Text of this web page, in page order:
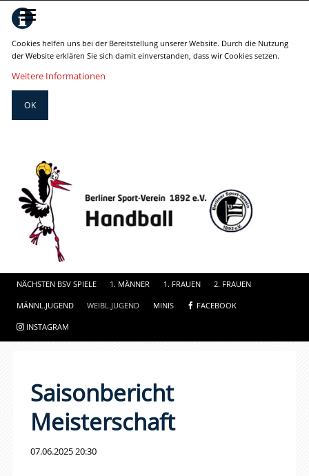
Cookies helfen uns bei der Bereitstellung unserer Website. Durch die Nutzung
der Website erklären Sie sich damit einverstanden, dass wir Cookies setzen.
Weitere Informationen
OK
NÄCHSTEN BSV SPIELE 1. MÄNNER 1. FRAUEN 2. FRAUEN
MÄNNL.JUGEND WEIBL.JUGEND MINIS FACEBOOK
INSTAGRAM
Saisonbericht
Meisterschaft
07.06.2025 20:30